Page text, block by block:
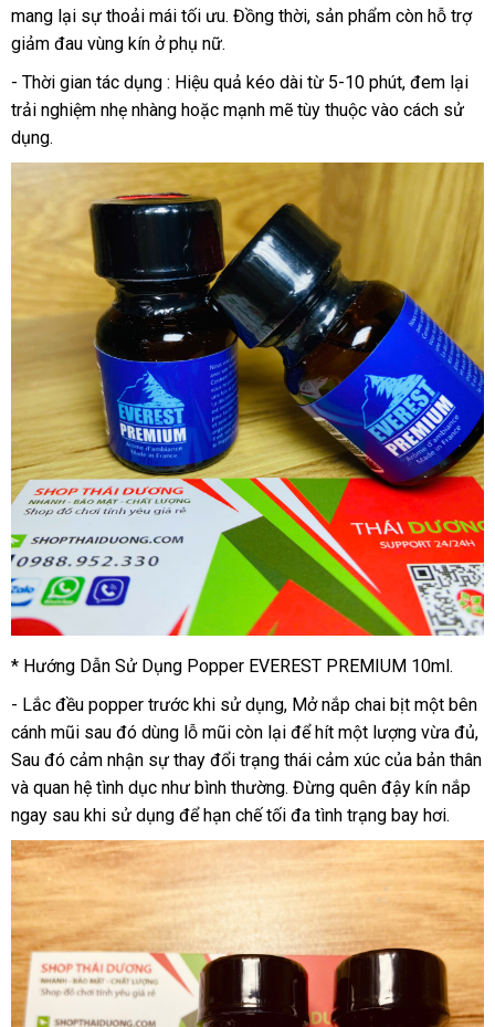
mang lại sự thoải mái tối ưu. Đồng thời, sản phẩm còn hỗ trợ
giảm đau vùng kín ở phụ nữ.
- Thời gian tác dụng : Hiệu quả kéo dài từ 5-10 phút, đem lại
trải nghiệm nhẹ nhàng hoặc mạnh mẽ tùy thuộc vào cách sử
dụng.
* Hướng Dẫn Sử Dụng Popper EVEREST PREMIUM 10ml.
- Lắc đều popper trước khi sử dụng, Mở nắp chai bịt một bên
cánh mũi sau đó dùng lỗ mũi còn lại để hít một lượng vừa đủ,
Sau đó cảm nhận sự thay đổi trạng thái cảm xúc của bản thân
và quan hệ tình dục như bình thường. Đừng quên đậy kín nắp
ngay sau khi sử dụng để hạn chế tối đa tình trạng bay hơi.